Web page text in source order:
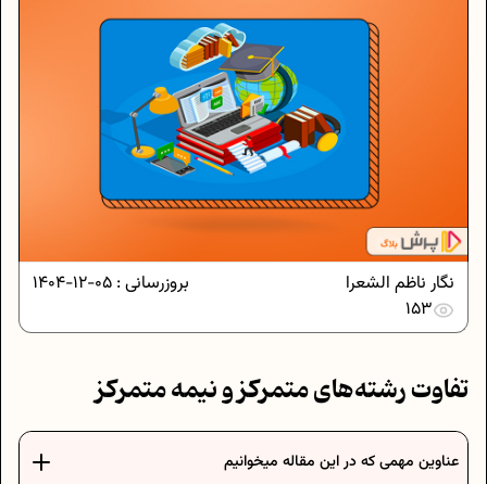
بروزرسانی : 05-12-1404
نگار ناظم الشعرا
153
تفاوت رشته‌های متمرکز و نیمه متمرکز
عناوین مهمی که در این مقاله میخوانیم